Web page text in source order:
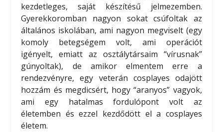
kezdetleges, saját készítésű jelmezemben.
Gyerekkoromban nagyon sokat csúfoltak az
általános iskolában, ami nagyon megviselt (egy
komoly betegségem volt, ami operációt
igényelt, emiatt az osztálytársaim “vírusnak”
gúnyoltak), de amikor elmentem erre a
rendezvényre, egy veterán cosplayes odajött
hozzám és megdicsért, hogy “aranyos” vagyok,
ami egy hatalmas fordulópont volt az
életemben és ezzel kezdődött el a cosplayes
életem.